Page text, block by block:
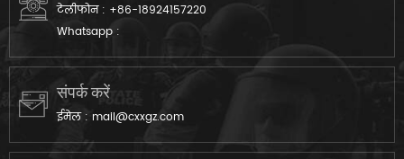
टेलीफोन : +86-18924157220
Whatsapp :
संपर्क करें
ईमेल : mail@cxxgz.com